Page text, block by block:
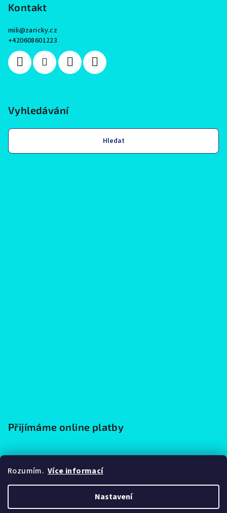
Rozumím. Více informací
Nastavení
Kontakt
mili@zaricky.cz
+420608601223
Vyhledávání
Hledat
Přijímáme online platby